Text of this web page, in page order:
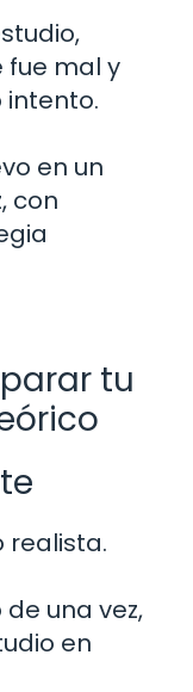
fue mal y
en un
con
tu
realista.
una vez,
en